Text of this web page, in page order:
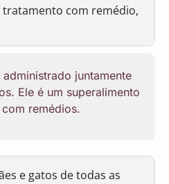
tratamento com remédio,
juntamente
Ele é um superalimento
remédios.
e gatos de todas as